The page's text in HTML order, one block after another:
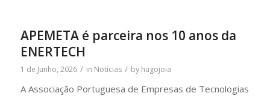
APEMETA é parceira nos 10 anos da
ENERTECH
1 de Junho, 2026 / in Notícias / by hugojoia
A Associação Portuguesa de Empresas de Tecnologias